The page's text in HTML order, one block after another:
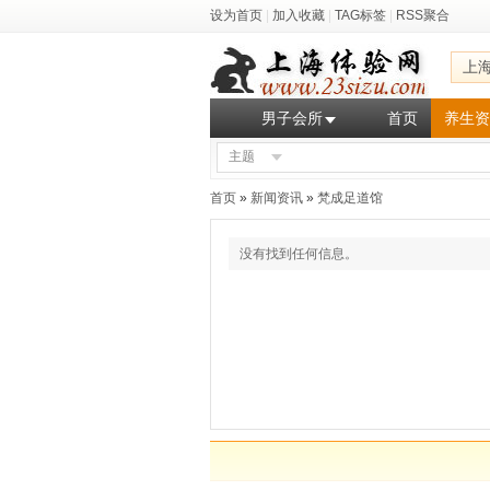
设为首页 加入收藏 TAG标签 RSS聚合
上
男子会所 首页 养生
主题
首页 » 新闻资讯 » 梵成足道馆
没有找到任何信息。